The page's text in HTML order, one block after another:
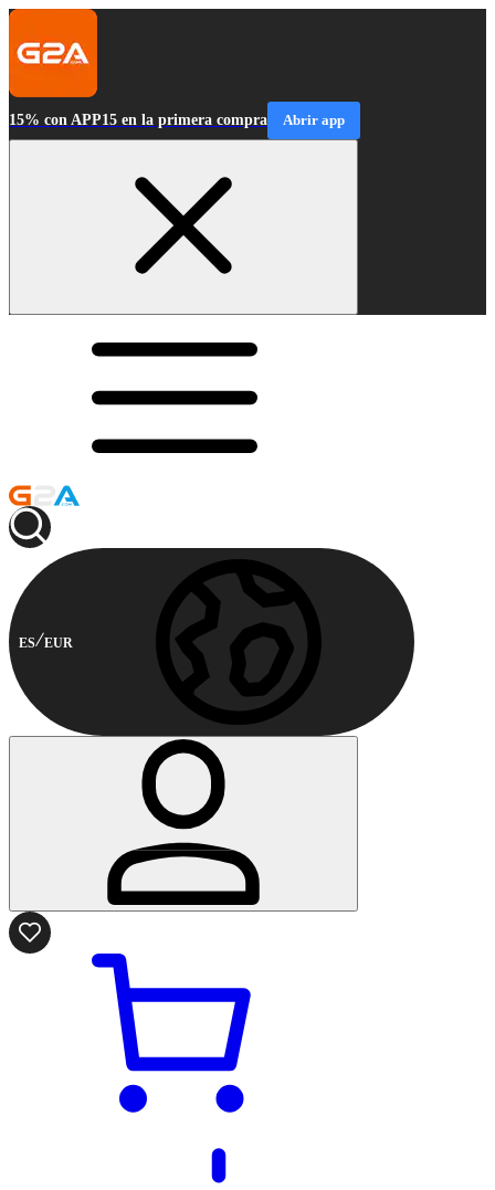
15% con APP15 en la primera compra Abrir app
ES EUR